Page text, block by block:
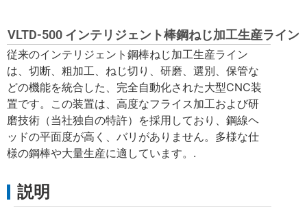
VLTD-500 インテリジェント棒鋼ねじ加工生産ライン
従来のインテリジェント鋼棒ねじ加工生産ライン
は、切断、粗加工、ねじ切り、研磨、選別、保管な
どの機能を統合した、完全自動化された大型CNC装
置です。この装置は、高度なフライス加工および研
磨技術（当社独自の特許）を採用しており、鋼線ヘ
ッドの平面度が高く、バリがありません。多様な仕
様の鋼棒や大量生産に適しています。.
説明